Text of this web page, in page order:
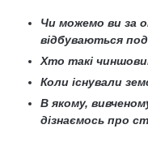
Чи можемо ви за
відбуваються
Хто такі
Коли існували
В якому,
дізнаємось про